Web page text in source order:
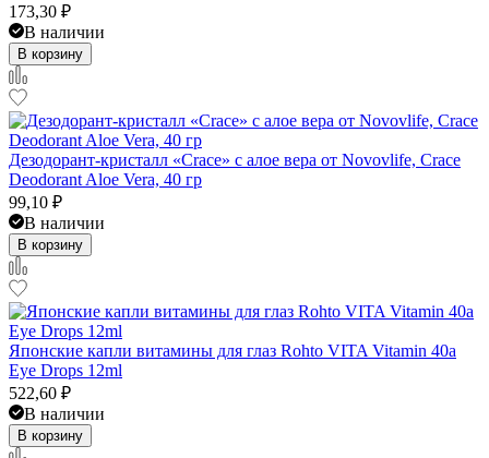
173,30 ₽
В наличии
В корзину
Дезодорант-кристалл «Crace» с алое вера от Novovlife, Crace
Deodorant Aloe Vera, 40 гр
99,10 ₽
В наличии
В корзину
Японские капли витамины для глаз Rohto VITA Vitamin 40a
Eye Drops 12ml
522,60 ₽
В наличии
В корзину